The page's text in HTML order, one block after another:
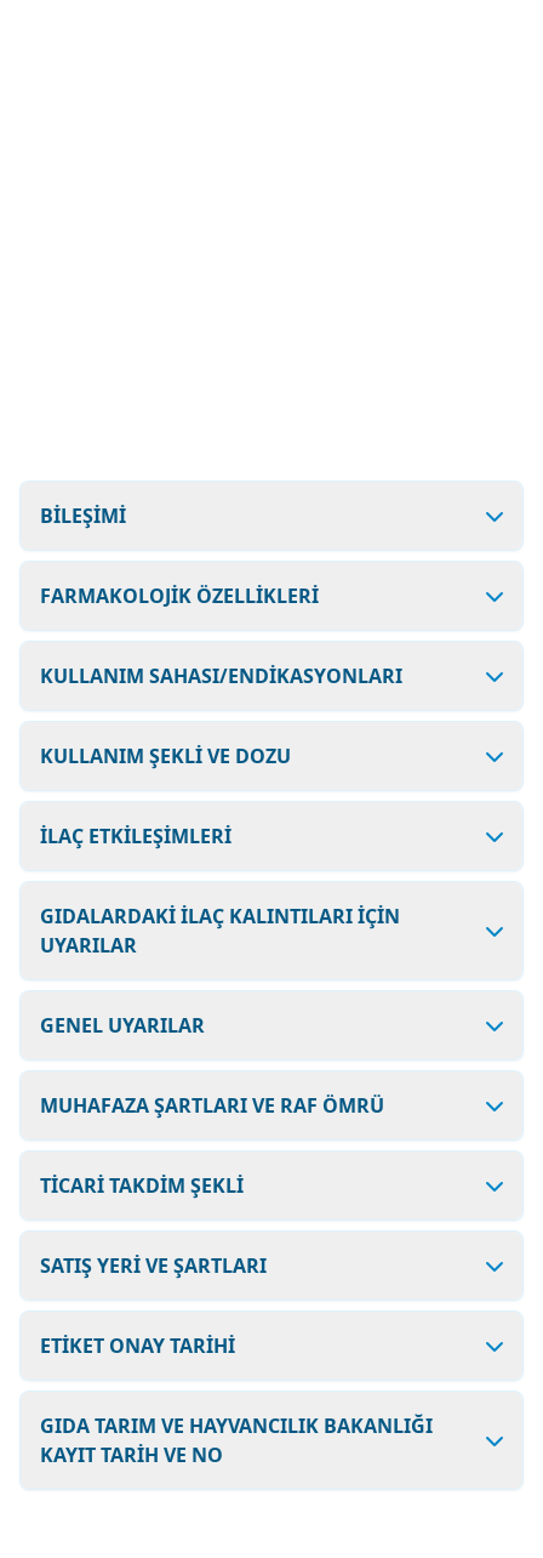
BİLEŞİMİ
FARMAKOLOJİK ÖZELLİKLERİ
KULLANIM SAHASI/ENDİKASYONLARI
KULLANIM ŞEKLİ VE DOZU
İLAÇ ETKİLEŞİMLERİ
GIDALARDAKİ İLAÇ KALINTILARI İÇİN
UYARILAR
GENEL UYARILAR
MUHAFAZA ŞARTLARI VE RAF ÖMRÜ
TİCARİ TAKDİM ŞEKLİ
SATIŞ YERİ VE ŞARTLARI
ETİKET ONAY TARİHİ
GIDA TARIM VE HAYVANCILIK BAKANLIĞI
KAYIT TARİH VE NO